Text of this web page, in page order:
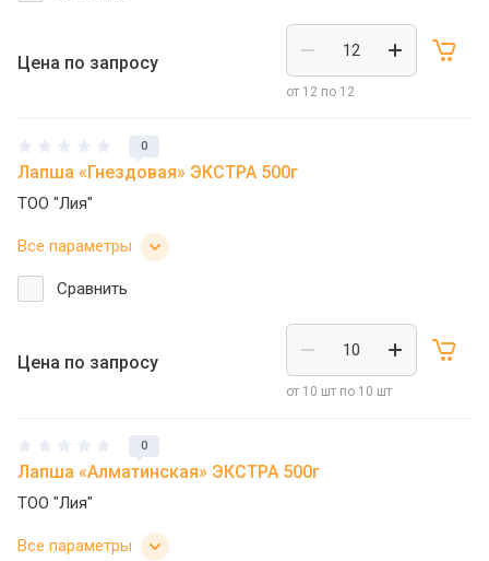
Цена по запросу
от 12 по 12
0
Лапша «Гнездовая» ЭКСТРА 500г
ТОО "Лия"
Все параметры
Сравнить
Цена по запросу
от 10 шт по 10 шт
0
Лапша «Алматинская» ЭКСТРА 500г
ТОО "Лия"
Все параметры